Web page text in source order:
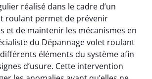
réalisé dans le cadre d’un
roulant permet de prévenir
et de maintenir les mécanismes en
du Dépannage volet roulant
éléments du système afin
d’usure. Cette intervention